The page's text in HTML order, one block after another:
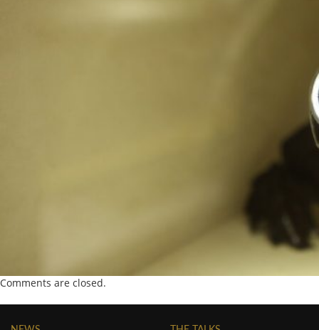
Comments are closed.